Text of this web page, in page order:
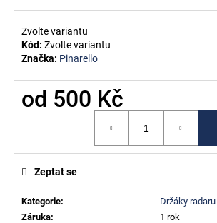
Zvolte variantu
Kód: Zvolte variantu
Značka: Pinarello
od 500 Kč
Kategorie:
Držáky radaru
Záruka: 1 rok
Zeptat se
č
u
e
m
500